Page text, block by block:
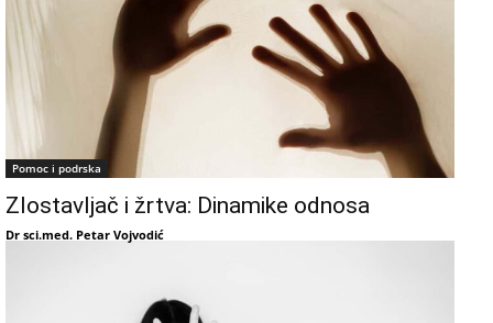
Pomoc i podrska
Zlostavljač i žrtva: Dinamike odnosa
Dr sci.med. Petar Vojvodić